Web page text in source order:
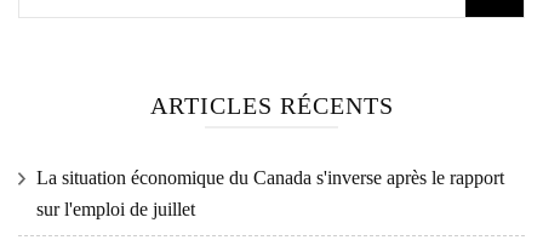
ARTICLES RÉCENTS
La situation économique du Canada s'inverse après le rapport
sur l'emploi de juillet